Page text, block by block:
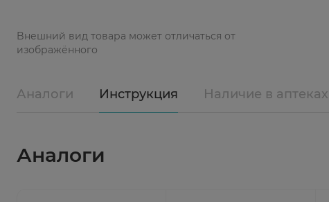
Bнешний вид товара может отличаться от
изображённого
Аналоги Инструкция Наличие в аптеках
Аналоги